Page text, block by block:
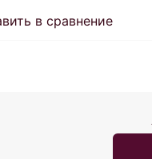
в сравнение